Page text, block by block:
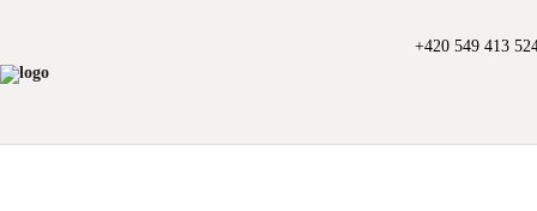
+420 549 413